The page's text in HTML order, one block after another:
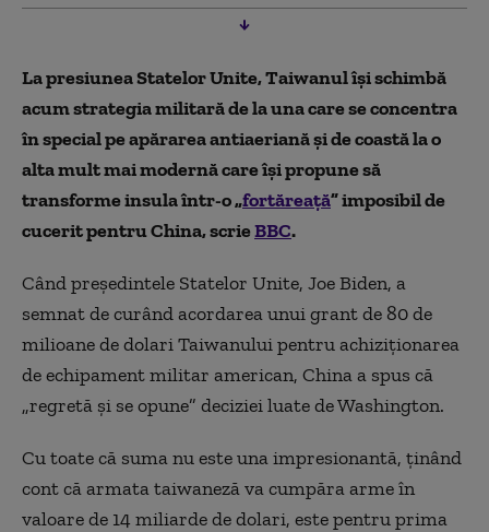
La presiunea Statelor Unite, Taiwanul își schimbă
acum strategia militară de la una care se concentra
în special pe apărarea antiaeriană și de coastă la o
alta mult mai modernă care își propune să
transforme insula într-o „fortăreață” imposibil de
cucerit pentru China, scrieBBC.
Când președintele Statelor Unite, Joe Biden, a
semnat de curând acordarea unui grant de 80 de
milioane de dolari Taiwanului pentru achiziționarea
de echipament militar american, China a spus că
„regretă și se opune” deciziei luate de Washington.
Cu toate că suma nu este una impresionantă, ținând
cont că armata taiwaneză va cumpăra arme în
valoare de 14 miliarde de dolari, este pentru prima